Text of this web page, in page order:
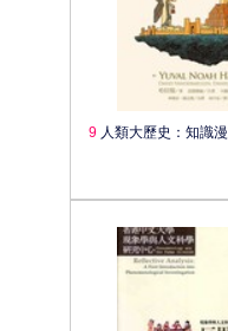
9 人類大歷史：知識